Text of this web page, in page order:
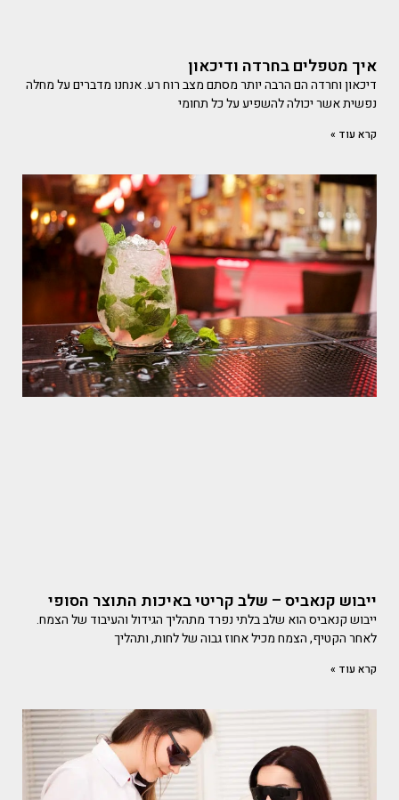
איך מטפלים בחרדה ודיכאון
דיכאון וחרדה הם הרבה יותר מסתם מצב רוח רע. אנחנו מדברים על מחלה
נפשית אשר יכולה להשפיע על כל תחומי
קרא עוד »
ייבוש קנאביס – שלב קריטי באיכות התוצר הסופי
ייבוש קנאביס הוא שלב בלתי נפרד מתהליך הגידול והעיבוד של הצמח.
לאחר הקטיף, הצמח מכיל אחוז גבוה של לחות, ותהליך
קרא עוד »